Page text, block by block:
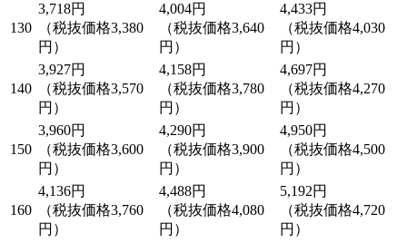
130
3,718円
（税抜価格3,380
円）
4,004円
（税抜価格3,640
円）
4,433円
（税抜価格4,030
円）
140
3,927円
（税抜価格3,570
円）
4,158円
（税抜価格3,780
円）
4,697円
（税抜価格4,270
円）
150
3,960円
（税抜価格3,600
円）
4,290円
（税抜価格3,900
円）
4,950円
（税抜価格4,500
円）
160
4,136円
（税抜価格3,760
円）
4,488円
（税抜価格4,080
円）
5,192円
（税抜価格4,720
円）